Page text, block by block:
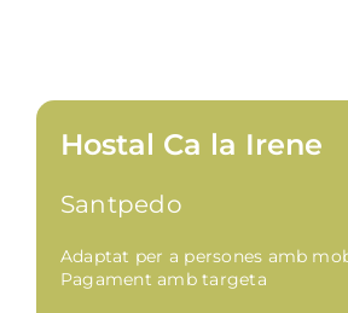
Hostal Ca la Irene
Santpedo
Adaptat per a persones amb
Pagament amb targeta